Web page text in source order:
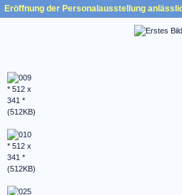
Eröffnung der Personalausstellung